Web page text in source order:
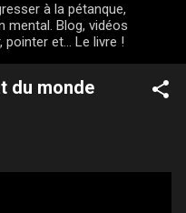
à la pétanque,
mental. Blog, vidéos
pointer et... Le livre !
du monde